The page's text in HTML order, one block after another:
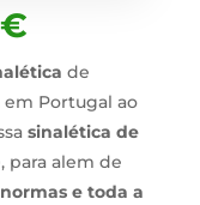
€
de
em Portugal ao
sinalética de
para alem de
e toda a